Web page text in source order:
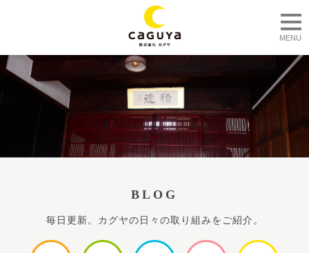
MENU
BLOG
毎日更新。カグヤの日々の取り組みをご紹介。